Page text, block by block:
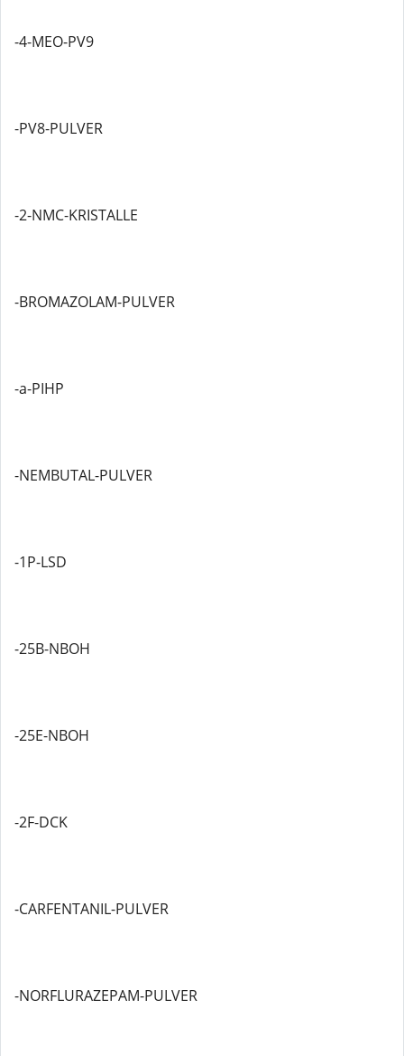
-4-MEO-PV9
-PV8-PULVER
-2-NMC-KRISTALLE
-BROMAZOLAM-PULVER
-a-PIHP
-NEMBUTAL-PULVER
-1P-LSD
-25B-NBOH
-25E-NBOH
-2F-DCK
-CARFENTANIL-PULVER
-NORFLURAZEPAM-PULVER